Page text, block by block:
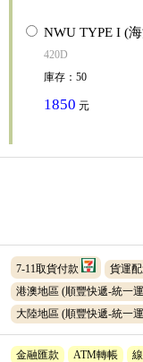
NWU TYPE I (
420D
庫存 ： 50
1850 元
7-11取貨付款 貨運
港澳地區 (順豐快遞-統一
大陸地區 (順豐快遞-統一
金融匯款 ATM轉帳